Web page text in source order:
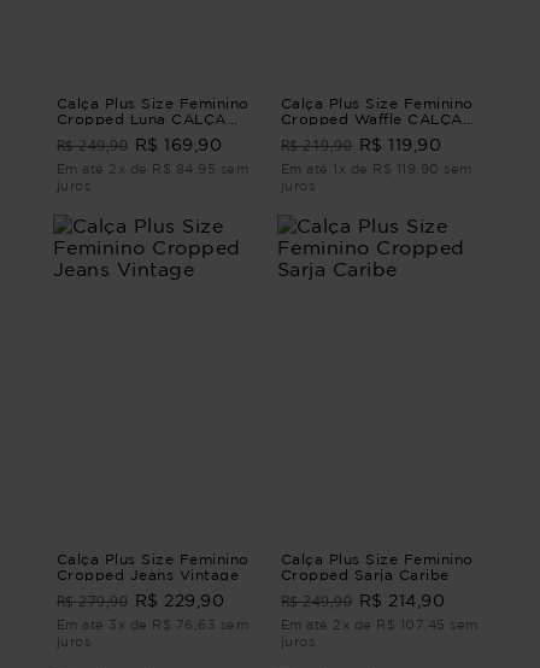
Calça Plus Size Feminino
Cropped Luna CALÇA
CROPPED LUNA Bege G2
- 50
R$ 249,90 R$ 169,90
Em até 2x de R$ 84,95 sem
juros
Calça Plus Size Feminino
Cropped Waffle CALÇA
CROPPED WAFFLE Azul
G - 46
R$ 219,90 R$ 119,90
Em até 1x de R$ 119,90 sem
juros
Calça Plus Size Feminino
Cropped Jeans Vintage
R$ 279,90 R$ 229,90
Em até 3x de R$ 76,63 sem
juros
Calça Plus Size Feminino
Cropped Sarja Caribe
R$ 249,90 R$ 214,90
Em até 2x de R$ 107,45 sem
juros